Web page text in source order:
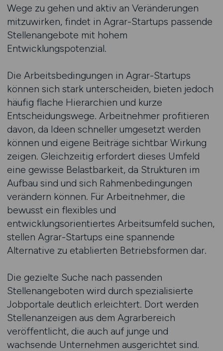
Wege zu gehen und aktiv an Veränderungen
mitzuwirken, findet in Agrar-Startups passende
Stellenangebote mit hohem
Entwicklungspotenzial.
Die Arbeitsbedingungen in Agrar-Startups
können sich stark unterscheiden, bieten jedoch
häufig flache Hierarchien und kurze
Entscheidungswege. Arbeitnehmer profitieren
davon, da Ideen schneller umgesetzt werden
können und eigene Beiträge sichtbar Wirkung
zeigen. Gleichzeitig erfordert dieses Umfeld
eine gewisse Belastbarkeit, da Strukturen im
Aufbau sind und sich Rahmenbedingungen
verändern können. Für Arbeitnehmer, die
bewusst ein flexibles und
entwicklungsorientiertes Arbeitsumfeld suchen,
stellen Agrar-Startups eine spannende
Alternative zu etablierten Betriebsformen dar.
Die gezielte Suche nach passenden
Stellenangeboten wird durch spezialisierte
Jobportale deutlich erleichtert. Dort werden
Stellenanzeigen aus dem Agrarbereich
veröffentlicht, die auch auf junge und
wachsende Unternehmen ausgerichtet sind.